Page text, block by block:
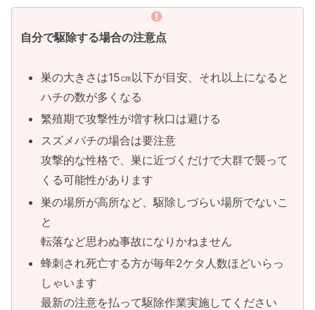
自分で駆除する場合の注意点
巣の大きさは15㎝以下が目安、それ以上になると
ハチの数が多くなる
繁殖期で攻撃性が増す秋口は避ける
スズメバチの場合は要注意
攻撃的な性格で、巣に近づくだけで大群で襲って
くる可能性があります
巣の場所が高所など、駆除しづらい場所でないこ
と
転落など思わぬ事故になりかねません
蜂刺され死亡する方が毎年2ケタ人数ほどいらっ
しゃいます
最新の注意を払って駆除作業実施してください